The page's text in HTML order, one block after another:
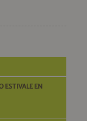
ESTIVALE EN